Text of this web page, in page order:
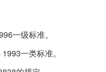
一级标准。
一类标准。